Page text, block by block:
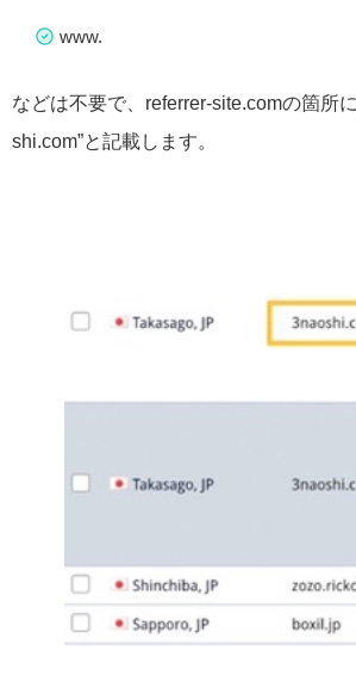
www.
などは不要で、referrer-site.comの箇所
shi.com”と記載します。